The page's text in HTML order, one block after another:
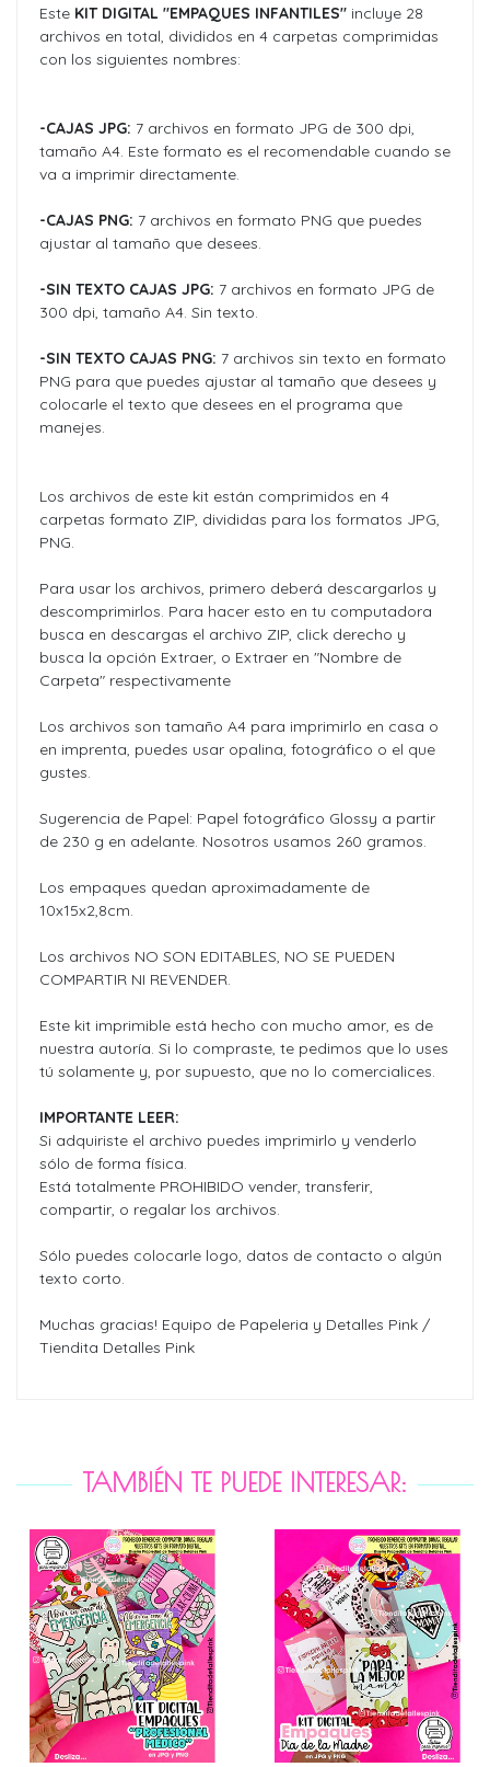
Este KIT DIGITAL "EMPAQUES INFANTILES" incluye 28
archivos en total, divididos en 4 carpetas comprimidas
con los siguientes nombres:
-CAJAS JPG: 7 archivos en formato JPG de 300 dpi,
tamaño A4. Este formato es el recomendable cuando se
va a imprimir directamente.
-CAJAS PNG: 7 archivos en formato PNG que puedes
ajustar al tamaño que desees.
-SIN TEXTO CAJAS JPG: 7 archivos en formato JPG de
300 dpi, tamaño A4. Sin texto.
-SIN TEXTO CAJAS PNG: 7 archivos sin texto en formato
PNG para que puedes ajustar al tamaño que desees y
colocarle el texto que desees en el programa que
manejes.
Los archivos de este kit están comprimidos en 4
carpetas formato ZIP, divididas para los formatos JPG,
PNG.
Para usar los archivos, primero deberá descargarlos y
descomprimirlos. Para hacer esto en tu computadora
busca en descargas el archivo ZIP, click derecho y
busca la opción Extraer, o Extraer en "Nombre de
Carpeta" respectivamente
Los archivos son tamaño A4 para imprimirlo en casa o
en imprenta, puedes usar opalina, fotográfico o el que
gustes.
Sugerencia de Papel: Papel fotográfico Glossy a partir
de 230 g en adelante. Nosotros usamos 260 gramos.
Los empaques quedan aproximadamente de
10x15x2,8cm.
Los archivos NO SON EDITABLES, NO SE PUEDEN
COMPARTIR NI REVENDER.
Este kit imprimible está hecho con mucho amor, es de
nuestra autoría. Si lo compraste, te pedimos que lo uses
tú solamente y, por supuesto, que no lo comercialices.
IMPORTANTE LEER:
Si adquiriste el archivo puedes imprimirlo y venderlo
sólo de forma física.
Está totalmente PROHIBIDO vender, transferir,
compartir, o regalar los archivos.
Sólo puedes colocarle logo, datos de contacto o algún
texto corto.
Muchas gracias! Equipo de Papeleria y Detalles Pink /
Tiendita Detalles Pink
TAMBIÉN TE PUEDE INTERESAR: